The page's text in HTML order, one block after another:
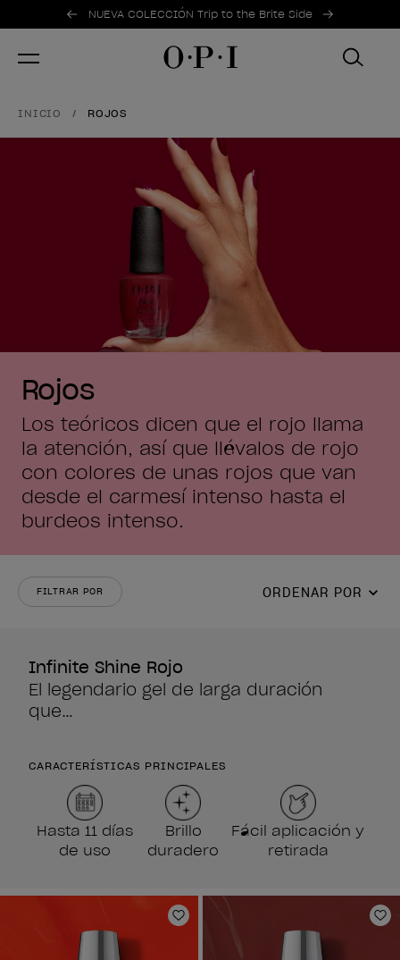
Ofertas promocionales
NUEVA COLECCIÓN Trip to the Brite Side
Item 1 of 2
INICIO ROJOS
Rojos
Los teóricos dicen que el rojo llama
la atención, así que llévalos de rojo
con colores de uñas rojos que van
desde el carmesí intenso hasta el
burdeos intenso.
FILTRAR POR ORDENAR POR
Infinite Shine Rojo
El legendario gel de larga duración
que…
CARACTERÍSTICAS PRINCIPALES
Hasta 11 días
de uso
Brillo
duradero
Fácil aplicación y
retirada
Añadir a la lista de deseos